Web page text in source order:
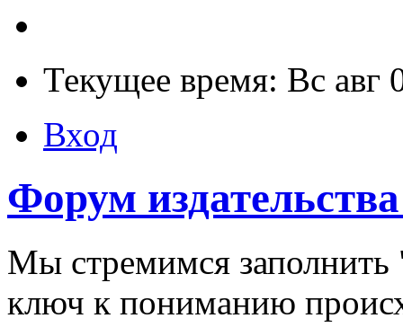
Текущее время: Вс авг
Вход
Форум
Мы стремимся заполнить
ключ к пониманию